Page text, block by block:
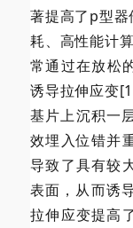
著提高了p型
耗、高性能计
常通过在放松
诱导拉伸应变
基片上沉积一
效埋入位错并
导致了具有较
表面，从而诱
拉伸应变提高